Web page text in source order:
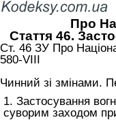
Про
Стаття 46.
Ст. 46 ЗУ Про
580-VIII
Чинний зі змінами.
1. Застосування
суворим заходом